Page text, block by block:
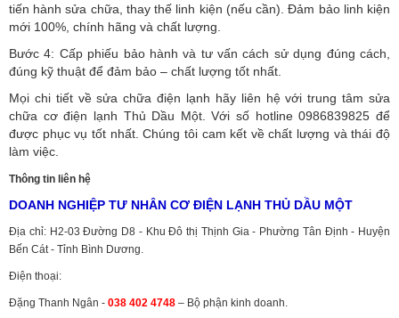
tiến hành sửa chữa, thay thế linh kiện (nếu cần). Đảm bảo linh kiện
mới 100%, chính hãng và chất lượng.
Bước 4: Cấp phiếu bảo hành và tư vấn cách sử dụng đúng cách,
đúng kỹ thuật để đảm bảo – chất lượng tốt nhất.
Mọi chi tiết về sửa chữa điện lạnh hãy liên hệ với trung tâm sửa
chữa cơ điện lạnh Thủ Dầu Một. Với số hotline 0986839825 để
được phục vụ tốt nhất. Chúng tôi cam kết về chất lượng và thái độ
làm việc.
Thông tin liên hệ
DOANH NGHIỆP TƯ NHÂN CƠ ĐIỆN LẠNH THỦ DẦU MỘT
Địa chỉ: H2-03 Đường D8 - Khu Đô thị Thịnh Gia - Phường Tân Định - Huyện
Bến Cát - Tỉnh Bình Dương.
Điện thoại:
Đặng Thanh Ngân - 038 402 4748 – Bộ phận kinh doanh.